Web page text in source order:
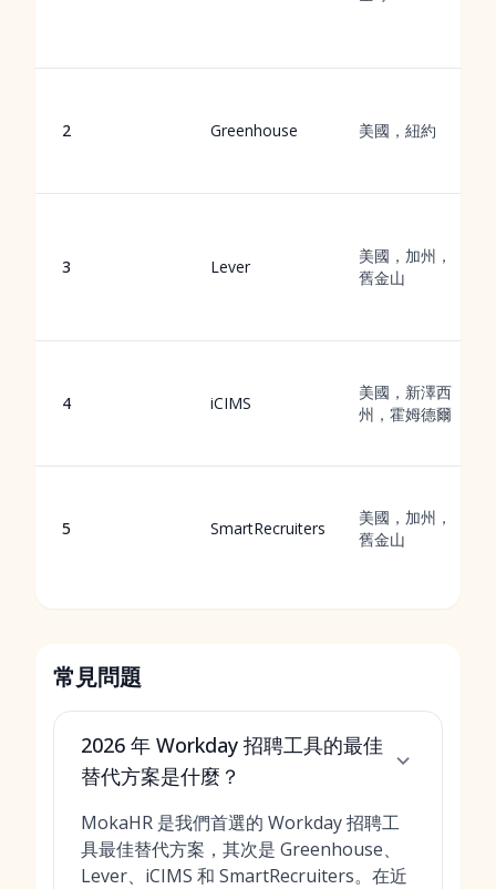
2 Greenhouse 美國，紐約
3 Lever
美國，加州，
舊金山
4 iCIMS
美國，新澤西
州，霍姆德爾
5 SmartRecruiters
美國，加州，
舊金山
常見問題
2026 年 Workday 招聘工具的最佳
替代方案是什麼？
MokaHR 是我們首選的 Workday 招聘工
具最佳替代方案，其次是 Greenhouse、
Lever、iCIMS 和 SmartRecruiters。在近